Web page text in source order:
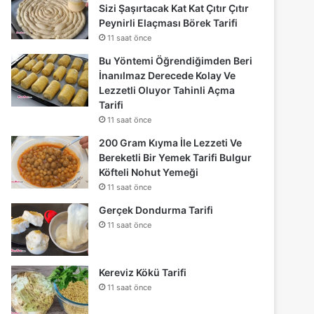
Sizi Şaşırtacak Kat Kat Çıtır Çıtır
Peynirli Elaçması Börek Tarifi
11 saat önce
Bu Yöntemi Öğrendiğimden Beri
İnanılmaz Derecede Kolay Ve
Lezzetli Oluyor Tahinli Açma
Tarifi
11 saat önce
200 Gram Kıyma İle Lezzeti Ve
Bereketli Bir Yemek Tarifi Bulgur
Köfteli Nohut Yemeği
11 saat önce
Gerçek Dondurma Tarifi
11 saat önce
Kereviz Kökü Tarifi
11 saat önce